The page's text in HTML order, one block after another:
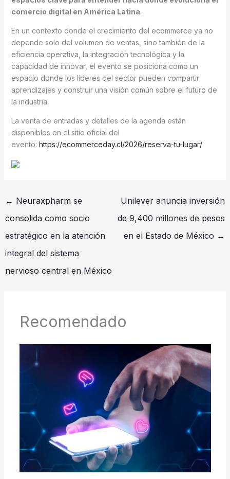
comercio digital en América Latina.
En un contexto donde el crecimiento del ecommerce ya no
depende solo del volumen de ventas, sino también de la
eficiencia operativa, la integración tecnológica y la
capacidad de innovar, el evento se posiciona como un
espacio donde los líderes del sector pueden compartir
aprendizajes y construir una visión común sobre el futuro de
la industria.
La venta de entradas y detalles de la agenda están
disponibles en el sitio oficial del
evento: https://ecommerceday.cl/2026/reserva-tu-lugar/
← Neuraxpharm se
consolida como socio
estratégico en la atención
integral del sistema
nervioso central en México
Unilever anuncia inversión
de 9,400 millones de pesos
en el Estado de México →
Recomendado